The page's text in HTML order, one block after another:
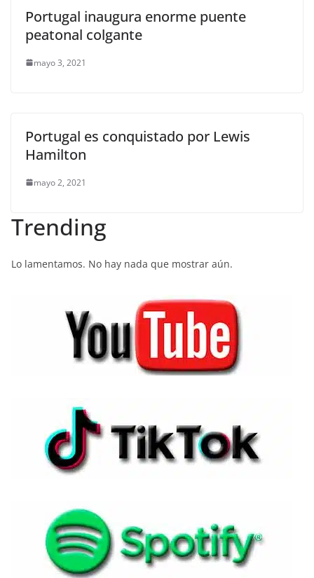
Portugal inaugura enorme puente
peatonal colgante
mayo 3, 2021
Portugal es conquistado por Lewis
Hamilton
mayo 2, 2021
Trending
Lo lamentamos. No hay nada que mostrar aún.